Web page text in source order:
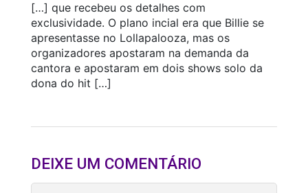
[…] que recebeu os detalhes com
exclusividade. O plano incial era que Billie se
apresentasse no Lollapalooza, mas os
organizadores apostaram na demanda da
cantora e apostaram em dois shows solo da
dona do hit […]
DEIXE UM COMENTÁRIO